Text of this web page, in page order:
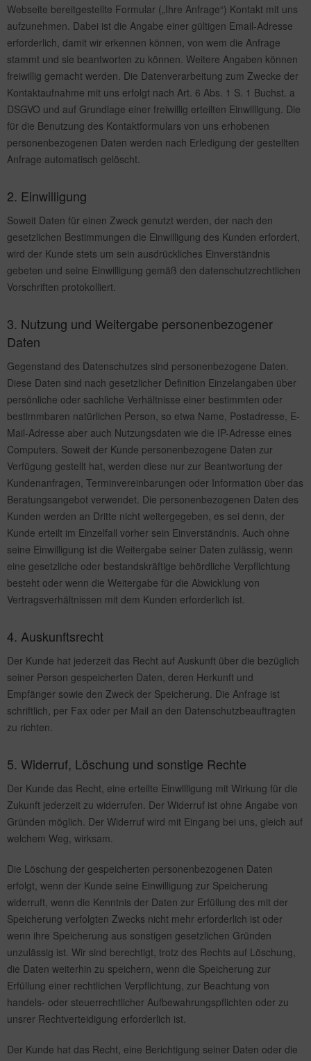
Webseite bereitgestellte Formular („Ihre Anfrage“) Kontakt mit uns
aufzunehmen. Dabei ist die Angabe einer gültigen Email-Adresse
erforderlich, damit wir erkennen können, von wem die Anfrage
stammt und sie beantworten zu können. Weitere Angaben können
freiwillig gemacht werden. Die Datenverarbeitung zum Zwecke der
Kontaktaufnahme mit uns erfolgt nach Art. 6 Abs. 1 S. 1 Buchst. a
DSGVO und auf Grundlage einer freiwillig erteilten Einwilligung. Die
für die Benutzung des Kontaktformulars von uns erhobenen
personenbezogenen Daten werden nach Erledigung der gestellten
Anfrage automatisch gelöscht.
2. Einwilligung
Soweit Daten für einen Zweck genutzt werden, der nach den
gesetzlichen Bestimmungen die Einwilligung des Kunden erfordert,
wird der Kunde stets um sein ausdrückliches Einverständnis
gebeten und seine Einwilligung gemäß den datenschutzrechtlichen
Vorschriften protokolliert.
3. Nutzung und Weitergabe personenbezogener
Daten
Gegenstand des Datenschutzes sind personenbezogene Daten.
Diese Daten sind nach gesetzlicher Definition Einzelangaben über
persönliche oder sachliche Verhältnisse einer bestimmten oder
bestimmbaren natürlichen Person, so etwa Name, Postadresse, E-
Mail-Adresse aber auch Nutzungsdaten wie die IP-Adresse eines
Computers. Soweit der Kunde personenbezogene Daten zur
Verfügung gestellt hat, werden diese nur zur Beantwortung der
Kundenanfragen, Terminvereinbarungen oder Information über das
Beratungsangebot verwendet. Die personenbezogenen Daten des
Kunden werden an Dritte nicht weitergegeben, es sei denn, der
Kunde erteilt im Einzelfall vorher sein Einverständnis. Auch ohne
seine Einwilligung ist die Weitergabe seiner Daten zulässig, wenn
eine gesetzliche oder bestandskräftige behördliche Verpflichtung
besteht oder wenn die Weitergabe für die Abwicklung von
Vertragsverhältnissen mit dem Kunden erforderlich ist.
4. Auskunftsrecht
Der Kunde hat jederzeit das Recht auf Auskunft über die bezüglich
seiner Person gespeicherten Daten, deren Herkunft und
Empfänger sowie den Zweck der Speicherung. Die Anfrage ist
schriftlich, per Fax oder per Mail an den Datenschutzbeauftragten
zu richten.
5. Widerruf, Löschung und sonstige Rechte
Der Kunde das Recht, eine erteilte Einwilligung mit Wirkung für die
Zukunft jederzeit zu widerrufen. Der Widerruf ist ohne Angabe von
Gründen möglich. Der Widerruf wird mit Eingang bei uns, gleich auf
welchem Weg, wirksam.
Die Löschung der gespeicherten personenbezogenen Daten
erfolgt, wenn der Kunde seine Einwilligung zur Speicherung
widerruft, wenn die Kenntnis der Daten zur Erfüllung des mit der
Speicherung verfolgten Zwecks nicht mehr erforderlich ist oder
wenn ihre Speicherung aus sonstigen gesetzlichen Gründen
unzulässig ist. Wir sind berechtigt, trotz des Rechts auf Löschung,
die Daten weiterhin zu speichern, wenn die Speicherung zur
Erfüllung einer rechtlichen Verpflichtung, zur Beachtung von
handels- oder steuerrechtlicher Aufbewahrungspflichten oder zu
unsrer Rechtverteidigung erforderlich ist.
Der Kunde hat das Recht, eine Berichtigung seiner Daten oder die